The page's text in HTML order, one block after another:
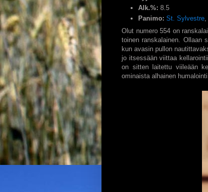
Alk.%: 8.5
Panimo: St. Sylvestre,
Olut numero 554 on
toinen ranskalainen. Ollaan
kun avasin pullon
jo itsessään viittaa
on sitten laitettu viileään
ominaista alhainen